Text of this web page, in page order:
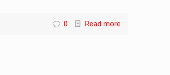
0 Read more